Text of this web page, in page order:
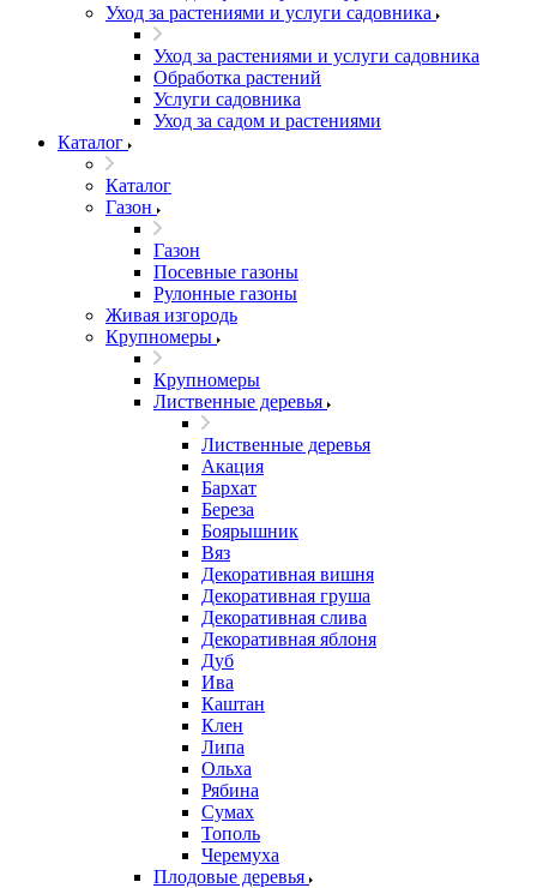
Уход за растениями и услуги садовника
Уход за растениями и услуги садовника
Обработка растений
Услуги садовника
Уход за садом и растениями
Каталог
Каталог
Газон
Газон
Посевные газоны
Рулонные газоны
Живая изгородь
Крупномеры
Крупномеры
Лиственные деревья
Лиственные деревья
Акация
Бархат
Береза
Боярышник
Вяз
Декоративная вишня
Декоративная груша
Декоративная слива
Декоративная яблоня
Дуб
Ива
Каштан
Клен
Липа
Ольха
Рябина
Сумах
Тополь
Черемуха
Плодовые деревья